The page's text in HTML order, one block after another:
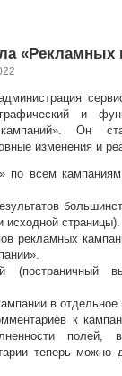
«Рекламных
и
кампаний». Он
изменения и
по всем
исходной страницы).
рекламных
(постраничный
в
к
теперь можно